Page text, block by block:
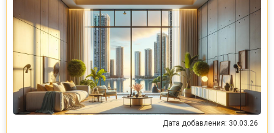
Дата добавления: 30.03.26